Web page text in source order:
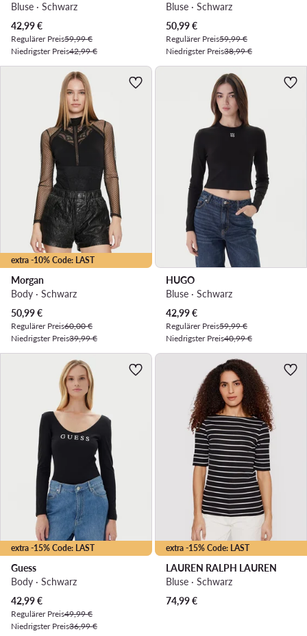
Bluse · Schwarz
Aktueller Preis
42,99€
Regulärer Preis59,99 €
Niedrigster Preis42,99 €
Bluse · Schwarz
Aktueller Preis
50,99€
Regulärer Preis59,99 €
Niedrigster Preis38,99 €
extra -10% Code: LAST
Morgan
Body · Schwarz
Aktueller Preis
50,99€
Regulärer Preis60,00 €
Niedrigster Preis39,99 €
HUGO
Bluse · Schwarz
Aktueller Preis
42,99€
Regulärer Preis59,99 €
Niedrigster Preis40,99 €
extra -15% Code: LAST
Guess
Body · Schwarz
Aktueller Preis
42,99€
Regulärer Preis49,99 €
Niedrigster Preis36,99 €
extra -15% Code: LAST
LAUREN RALPH LAUREN
Bluse · Schwarz
74,99€